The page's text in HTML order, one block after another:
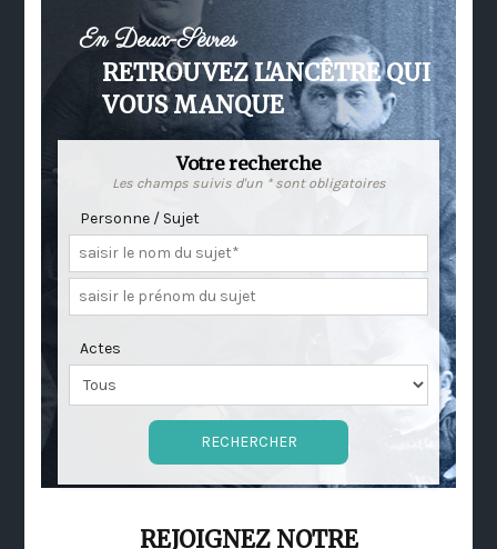
En Deux-Sèvres
RETROUVEZ L'ANCÊTRE QUI
VOUS MANQUE
Votre recherche
Les champs suivis d'un * sont obligatoires
Personne / Sujet
Actes
REJOIGNEZ NOTRE